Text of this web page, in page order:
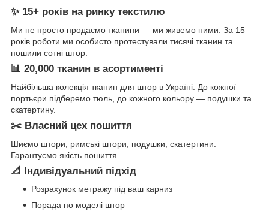
✨ 15+ років на ринку текстилю
Ми не просто продаємо тканини — ми живемо ними. За 15
років роботи ми особисто протестували тисячі тканин та
пошили сотні штор.
📊 20,000 тканин в асортименті
Найбільша колекція тканин для штор в Україні. До кожної
портьєри підберемо тюль, до кожного кольору — подушки та
скатертину.
✂️ Власний цех пошиття
Шиємо штори, римські штори, подушки, скатертини.
Гарантуємо якість пошиття.
📐 Індивідуальний підхід
Розрахунок метражу під ваш карниз
Порада по моделі штор